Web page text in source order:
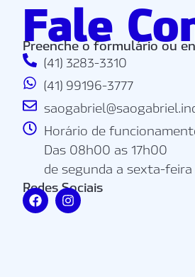
Fale
Preenche o formulário ou
(41) 3283-3310
(41) 99196-3777
Horário de
Das 08h00 as 17h00
de segunda a sexta-feira
Redes Sociais